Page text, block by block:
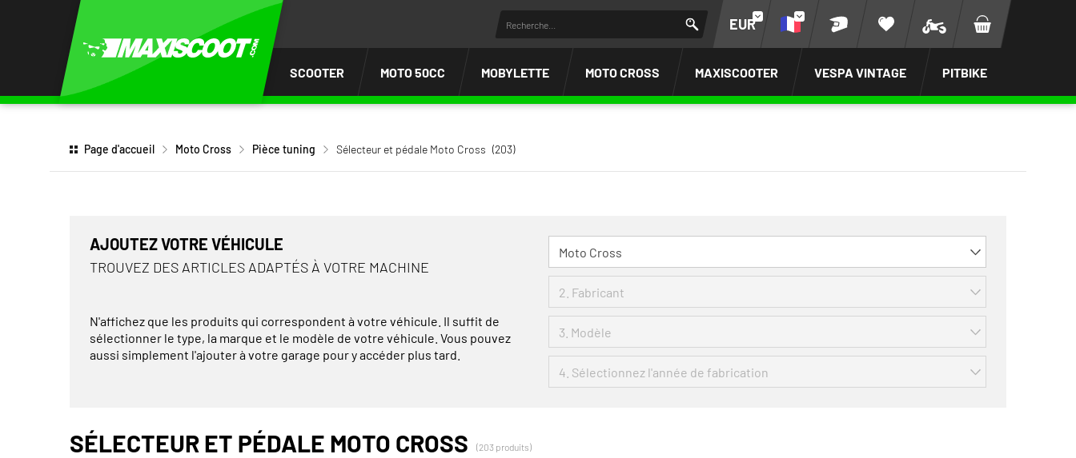
EUR
SCOOTER MOTO 50CC MOBYLETTE MOTO CROSS MAXISCOOTER VESPA VINTAGE PITBIKE
Page d'accueil Moto Cross Pièce tuning Sélecteur et pédale Moto Cross (203)
AJOUTEZ VOTRE VÉHICULE
TROUVEZ DES ARTICLES ADAPTÉS À VOTRE MACHINE
N'affichez que les produits qui correspondent à votre véhicule. Il suffit de
sélectionner le type, la marque et le modèle de votre véhicule. Vous pouvez
aussi simplement l'ajouter à votre garage pour y accéder plus tard.
SÉLECTEUR ET PÉDALE MOTO CROSS (203 produits)